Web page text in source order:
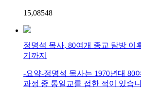
15,08548
정명석 목사, 80여개 종교 탐방 이
기까지
-요약-정명석 목사는 1970년대 80
과정 중 통일교를 접한 적이 있습